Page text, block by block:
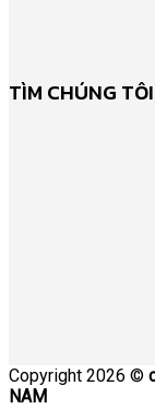
TÌM CHÚNG
Copyright 2026 ©
NAM